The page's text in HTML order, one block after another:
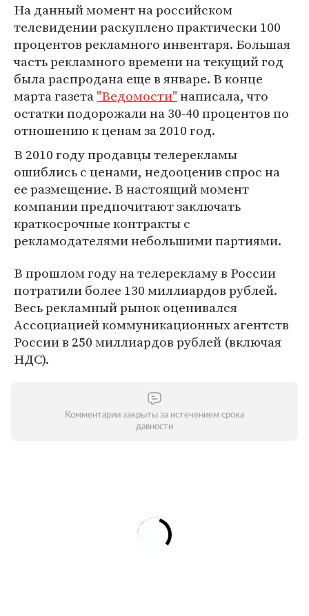
На данный момент на российском
телевидении раскуплено практически 100
процентов рекламного инвентаря. Большая
часть рекламного времени на текущий год
была распродана еще в январе. В конце
марта газета"Ведомости"написала, что
остатки подорожали на 30-40 процентов по
отношению к ценам за 2010 год.
В 2010 году продавцы телерекламы
ошиблись с ценами, недооценив спрос на
ее размещение. В настоящий момент
компании предпочитают заключать
краткосрочные контракты с
рекламодателями небольшими партиями.
В прошлом году на телерекламу в России
потратили более 130 миллиардов рублей.
Весь рекламный рынок оценивался
Ассоциацией коммуникационных агентств
России в 250 миллиардов рублей (включая
НДС).
Комментарии закрыты за истечением срока
давности